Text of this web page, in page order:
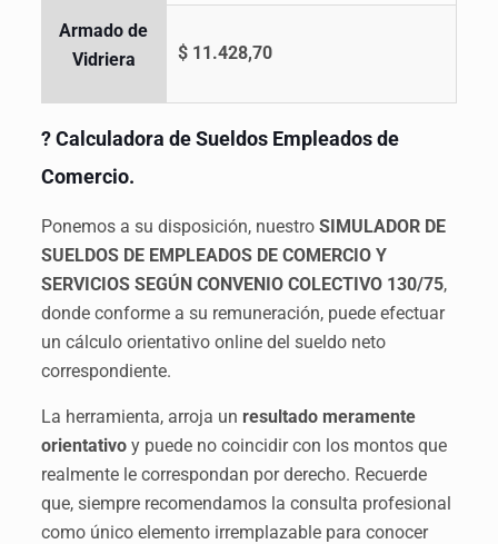
Armado de
Vidriera
$ 11.428,70
? Calculadora de Sueldos Empleados de
Comercio.
Ponemos a su disposición, nuestro SIMULADOR DE
SUELDOS DE EMPLEADOS DE COMERCIO Y
SERVICIOS SEGÚN CONVENIO COLECTIVO 130/75,
donde conforme a su remuneración, puede efectuar
un cálculo orientativo online del sueldo neto
correspondiente.
La herramienta, arroja un resultado meramente
orientativoy puede no coincidir con los montos que
realmente le correspondan por derecho. Recuerde
que, siempre recomendamos la consulta profesional
como único elemento irremplazable para conocer